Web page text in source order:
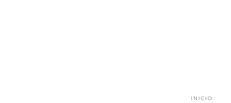
INICIO